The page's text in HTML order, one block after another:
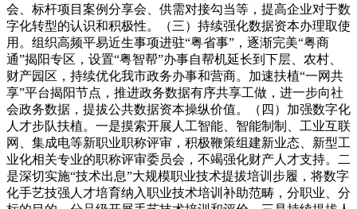
会、标杆项目案例分享会、供需对接勾当等，提高企业对于数
字化转型的认识和积极性。（三）持续强化数据资本办理取使
用。组织高频平易近生事项进驻“粤省事”，逐渐完美“粤商
通”揭阳专区，设置“粤智帮”办事自帮机延长到下层、农村、
财产园区，持续优化我市政务办事和营商。加速扶植“一网共
享”平台揭阳节点，推进政务数据有序共享工做，进一步向社
会政务数据，提拔公共数据资本操纵价值。（四）加强数字化
人才步队扶植。一是摸索开展人工智能、智能制制、工业互联
网、集成电等新职业职称评审，积极鞭策组建新业态、新型工
业化相关专业的职称评审委员会，不竭强化财产人才支持。二
是深切实施“技术出息”大规模职业技术提拔培训步履，将数字
化手艺技强人才培育纳入职业技术培训补助范畴，分职业、分